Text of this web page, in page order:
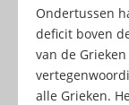
Ondertussen
deficit boven
van de
alle Grieken.